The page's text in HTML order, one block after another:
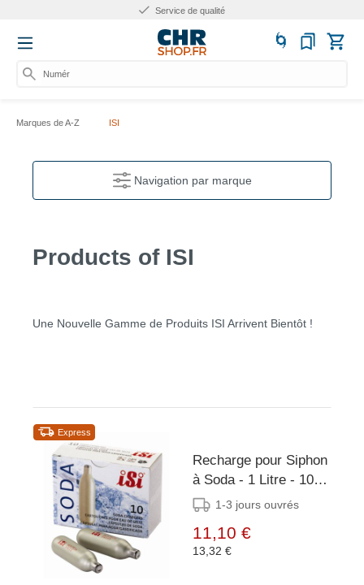
Service de qualité
Numéro
Marques de A-Z ISI
Navigation par marque
Products of ISI
Une Nouvelle Gamme de Produits ISI Arrivent Bientôt !
Express
Recharge pour Siphon
à Soda - 1 Litre - 10
Pièces1-3 jours ouvrés
11,10 €
13,32 €